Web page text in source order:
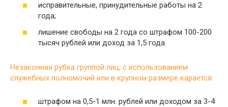
исправительные, принудительные работы на 2
года;
лишение свободы на 2 года со штрафом 100-200
тысяч рублей или доход за 1,5 года.
Незаконная рубка группой лиц, с использованием
служебных полномочий или в крупном размере карается:
штрафом на 0,5-1 млн. рублей или доходом за 3-4